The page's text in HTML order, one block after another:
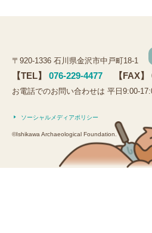
〒920-1336 石川県金沢市中戸町18-1
【TEL】 076-229-4477 【FAX
お電話でのお問い合わせは 平日9:00-
ソーシャルメディアポリシー
©Ishikawa Archaeological Foundation.